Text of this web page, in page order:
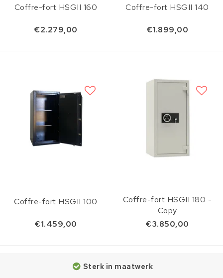
Coffre-fort HSGII 160
€2.279,00
Coffre-fort HSGII 140
€1.899,00
Coffre-fort HSGII 100
€1.459,00
Coffre-fort HSGII 180 -
Copy
€3.850,00
Sterk in maatwerk